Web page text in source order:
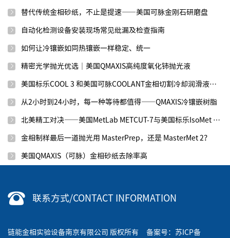
替代传统金相砂纸，不止是提速——美国可脉金刚石研磨盘
自动化检测设备安装现场常见纰漏及检查指南
如何让冷镶嵌如同热镶嵌一样稳定、统一
精密光学抛光优选｜美国QMAXIS高纯度氧化铈抛光液
美国标乐COOL 3 和美国可脉COOLANT金相切割冷却润滑液效果如何？
从2小时到24小时，每一种等待都值得——QMAXIS冷镶嵌树脂
北美精工对决——美国MetLab METCUT-7与美国标乐IsoMet 1000
金相制样最后一道抛光用 MasterPrep，还是 MasterMet 2？
美国QMAXIS（可脉）金相砂纸去除率高
联系方式/CONTACT INFORMATION
链能金相实验设备南京有限公司 版权所有 备案号： 苏ICP备